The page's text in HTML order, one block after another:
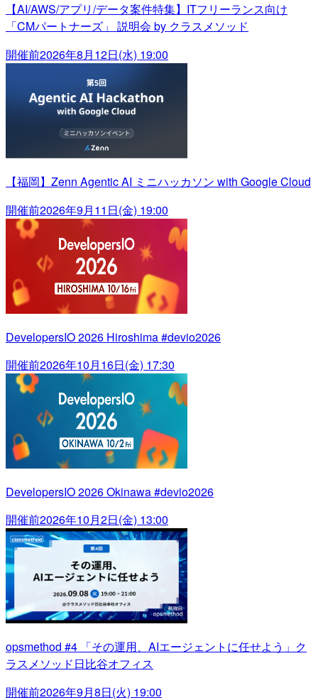
【AI/AWS/アプリ/データ案件特集】ITフリーランス向け
「CMパートナーズ」 説明会 by クラスメソッド
開催前2026年8月12日(水) 19:00
【福岡】Zenn Agentic AI ミニハッカソン with Google Cloud
開催前2026年9月11日(金) 19:00
DevelopersIO 2026 Hiroshima #devio2026
開催前2026年10月16日(金) 17:30
DevelopersIO 2026 Okinawa #devio2026
開催前2026年10月2日(金) 13:00
opsmethod #4 「その運用、AIエージェントに任せよう」ク
ラスメソッド日比谷オフィス
開催前2026年9月8日(火) 19:00